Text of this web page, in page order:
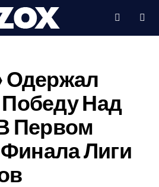
Одержал
Над
Первом
Лиги